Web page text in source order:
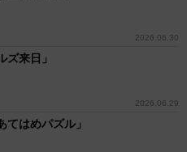
2026.06.30
来日」
2026.06.29
はめパズル」